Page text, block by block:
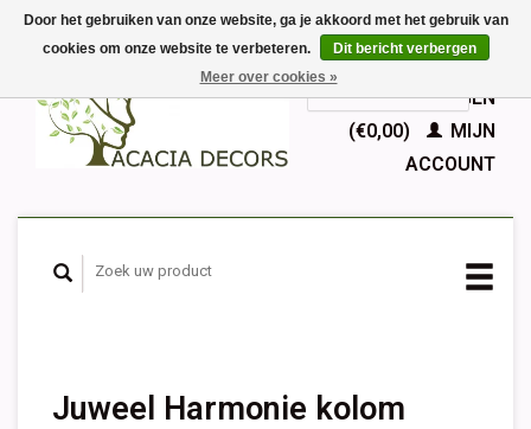
EUR
GBPNederlands
Deutsch
English
Français
WINKELWAGEN
(€0,00)
MIJN
ACCOUNT
Juweel Harmonie kolom
Door het gebruiken van onze website, ga je akkoord met het gebruik van
cookies om onze website te verbeteren.
Dit bericht verbergen
Meer over cookies »